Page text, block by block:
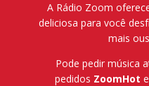
A Rádio Zoom
deliciosa para você
mais
Pode pedir música
pedidos ZoomHot